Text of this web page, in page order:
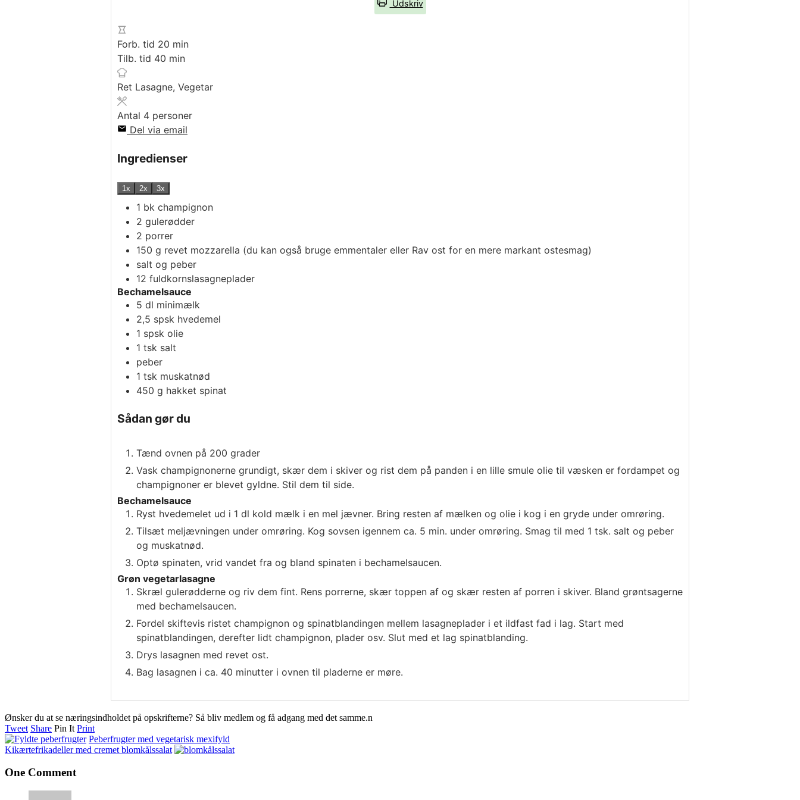
Udskriv
Forb. tid 20 minutter
min
Tilb. tid 40 minutter
min
Ret Lasagne, Vegetar
Antal 4 personer
Del via email
Ingredienser
1x 2x 3x
1 bk champignon
2 gulerødder
2 porrer
150 g revet mozzarella (du kan også bruge emmentaler eller Rav ost for en mere markant ostesmag)
salt og peber
12 fuldkornslasagneplader
Bechamelsauce
5 dl minimælk
2,5 spsk hvedemel
1 spsk olie
1 tsk salt
peber
1 tsk muskatnød
450 g hakket spinat
Sådan gør du
Tænd ovnen på 200 grader
Vask champignonerne grundigt, skær dem i skiver og rist dem på panden i en lille smule olie til væsken er fordampet og
champignoner er blevet gyldne. Stil dem til side.
Bechamelsauce
Ryst hvedemelet ud i 1 dl kold mælk i en mel jævner. Bring resten af mælken og olie i kog i en gryde under omrøring.
Tilsæt meljævningen under omrøring. Kog sovsen igennem ca. 5 min. under omrøring. Smag til med 1 tsk. salt og peber
og muskatnød.
Optø spinaten, vrid vandet fra og bland spinaten i bechamelsaucen.
Grøn vegetarlasagne
Skræl gulerødderne og riv dem fint. Rens porrerne, skær toppen af og skær resten af porren i skiver. Bland grøntsagerne
med bechamelsaucen.
Fordel skiftevis ristet champignon og spinatblandingen mellem lasagneplader i et ildfast fad i lag. Start med
spinatblandingen, derefter lidt champignon, plader osv. Slut med et lag spinatblanding.
Drys lasagnen med revet ost.
Bag lasagnen i ca. 40 minutter i ovnen til pladerne er møre.
Ønsker du at se næringsindholdet på opskrifterne? Så bliv medlem og få adgang med det samme.n
Tweet Share Pin It Print
Peberfrugter med vegetarisk mexifyld
Kikærtefrikadeller med cremet blomkålssalat
One Comment